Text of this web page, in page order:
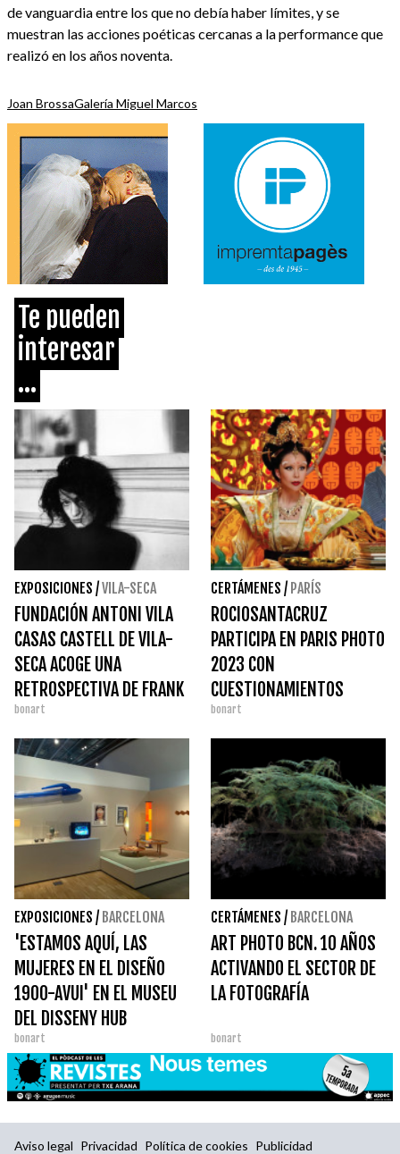
de vanguardia entre los que no debía haber límites, y se
muestran las acciones poéticas cercanas a la performance que
realizó en los años noventa.
Joan BrossaGalería Miguel Marcos
Te pueden
interesar
...
EXPOSICIONES /VILA-SECA
FUNDACIÓN ANTONI VILA
CASAS CASTELL DE VILA-
SECA ACOGE UNA
RETROSPECTIVA DE FRANK
HORVAT
bonart
CERTÁMENES / PARÍS
ROCIOSANTACRUZ
PARTICIPA EN PARIS PHOTO
2023 CON
CUESTIONAMIENTOS
SOCIALES, FEMINISTAS Y
POST COLONIALES
bonart
EXPOSICIONES / BARCELONA
'ESTAMOS AQUÍ, LAS
MUJERES EN EL DISEÑO
1900-AVUI' EN EL MUSEU
DEL DISSENY HUB
bonart
CERTÁMENES / BARCELONA
ART PHOTO BCN. 10 AÑOS
ACTIVANDO EL SECTOR DE
LA FOTOGRAFÍA
bonart
Aviso legal Privacidad Política de cookies Publicidad